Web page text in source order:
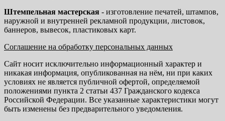
Штемпельная мастерская - изготовление печатей, штампов,
наружной и внутренней рекламной продукции, листовок,
баннеров, вывесок, пластиковых карт.
Соглашение на обработку персональных данных
Сайт носит исключительно информационный характер и
никакая информация, опубликованная на нём, ни при каких
условиях не является публичной офертой, определяемой
положениями пункта 2 статьи 437 Гражданского кодекса
Российской Федерации. Все указанные характеристики могут
быть изменены без предварительного уведомления.